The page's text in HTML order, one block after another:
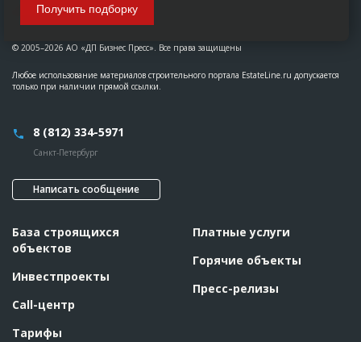
© 2005–2026 АО «ДП Бизнес Пресс». Все права защищены
Любое использование материалов строительного портала EstateLine.ru допускается
только при наличии прямой ссылки.
8 (812) 334-5971
Санкт-Петербург
Написать сообщение
База строящихся
объектов
Инвестпроекты
Call-центр
Тарифы
Платные услуги
Горячие объекты
Пресс-релизы
Получить подборку